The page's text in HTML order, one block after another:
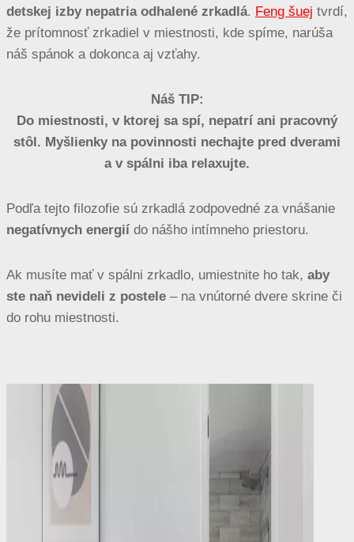
detskej izby nepatria odhalené zrkadlá. Feng šuej tvrdí,
že prítomnosť zrkadiel v miestnosti, kde spíme, narúša
náš spánok a dokonca aj vzťahy.
Náš TIP:
Do miestnosti, v ktorej sa spí, nepatrí ani pracovný
stôl. Myšlienky na povinnosti nechajte pred dverami
a v spálni iba relaxujte.
Podľa tejto filozofie sú zrkadlá zodpovedné za vnášanie
negatívnych energií do nášho intímneho priestoru.
Ak musíte mať v spálni zrkadlo, umiestnite ho tak, aby
ste naň nevideli z postele – na vnútorné dvere skrine či
do rohu miestnosti.